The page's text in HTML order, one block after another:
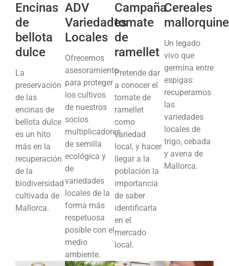
Encinas
de
bellota
dulce
La
preservación
de las
encinas de
bellota dulce
es un hito
más en la
recuperación
de la
biodiversidad
cultivada de
Mallorca.
ADV
Variedades
Locales
Ofrecemos
asesoramiento
para proteger
los cultivos
de nuestros
socios
multiplicadores
de semilla
ecológica y
de
variedades
locales de la
forma más
respetuosa
posible con el
medio
ambiente.
Campaña
tomate
de
ramellet
Pretende dar
a conocer el
tomate de
ramellet
como
variedad
local, y hacer
llegar a la
población la
importancia
de saber
identificarla
en el
mercado
local.
Cereales
Un legado
vivo que
germina entre
espigas:
recuperamos
las
variedades
locales de
trigo, cebada
y avena de
Mallorca.